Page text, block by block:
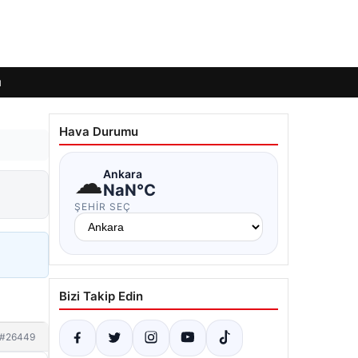
#26449
Hava Durumu
☁Ankara
NaN°C
ŞEHIR SEÇ
Bizi Takip Edin